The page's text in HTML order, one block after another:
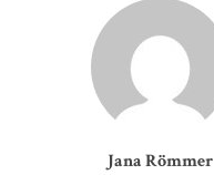
Jana Römmer